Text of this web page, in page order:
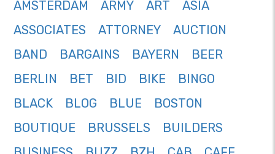
AMSTERDAM
ARMY ART
ASIA
ASSOCIATES
ATTORNEY
AUCTION
BAND
BARGAINS BAYERN
BEER
BERLIN
BET BID BIKE
BINGO
BLACK
BLOG BLUE
BOSTON
BOUTIQUE
BRUSSELS
BUILDERS